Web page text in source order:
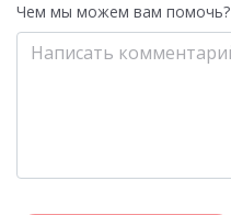
Чем мы можем вам помочь?